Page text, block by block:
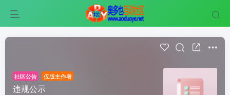
社区公告 仅版主作者
违规公示